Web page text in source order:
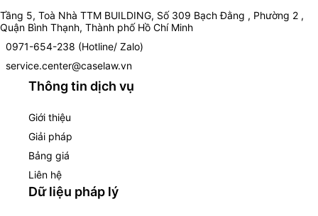
Tầng 5, Toà Nhà TTM BUILDING, Số 309 Bạch Đằng , Phường 2 ,
Quận Bình Thạnh, Thành phố Hồ Chí Minh
0971-654-238 (Hotline/ Zalo)
service.center@caselaw.vn
Thông tin dịch vụ
Giới thiệu
Giải pháp
Bảng giá
Liên hệ
Dữ liệu pháp lý